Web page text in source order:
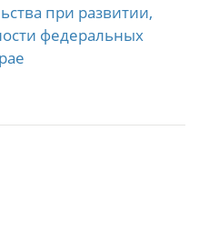
при развитии,
федеральных